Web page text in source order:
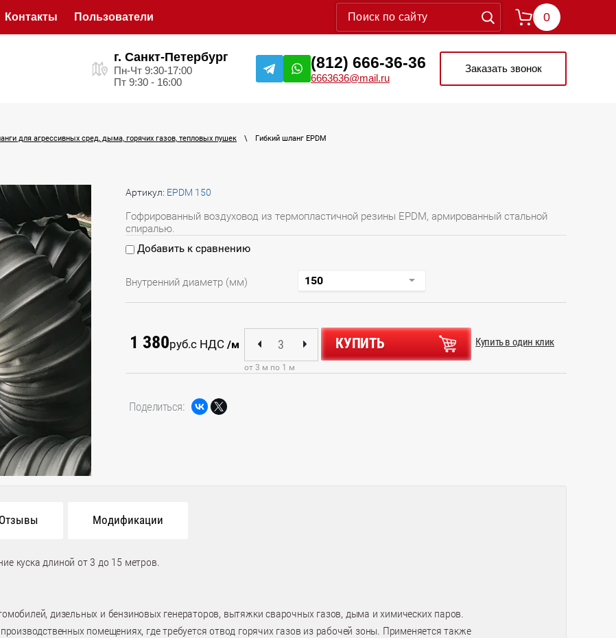
Контакты Пользователи 0
г. Санкт-Петербург
Пн-Чт 9:30-17:00
Пт 9:30 - 16:00
(812) 666-36-36
6663636@mail.ru
Заказать звонок
для агрессивных сред, дыма, горячих газов, тепловых пушек \ Гибкий шланг EPDM
Артикул: EPDM 150
Гофрированный воздуховод из термопластичной резины EPDM, армированный стальной
спиралью.
Добавить к сравнению
Внутренний диаметр (мм)
1 380руб.с НДС /м
от 3 м по 1 м
КУПИТЬ Купить в один клик
Поделиться:
Отзывы Модификации
куска длиной от 3 до 15 метров.
дизельных и бензиновых генераторов, вытяжки сварочных газов, дыма и химических паров.
помещениях, где требуется отвод горячих газов из рабочей зоны. Применяется также